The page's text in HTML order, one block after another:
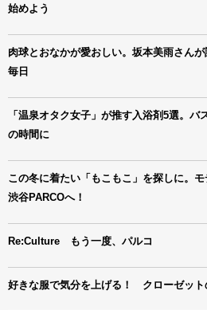
始めよう
肉球とおなかが愛おしい。坂本美雨さん
毎日
「温泉オタク女子」が推す入浴剤5選。バ
の時間に
この冬に着たい「もこもこ」を探しに。
渋谷PARCOへ！
Re:Culture もう一度、パルコ
好きな服で気分を上げる！ クローゼット